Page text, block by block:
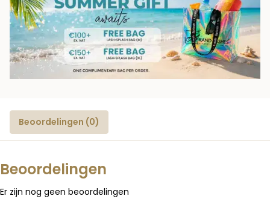
Beoordelingen (0)
Beoordelingen
Er zijn nog geen beoordelingen